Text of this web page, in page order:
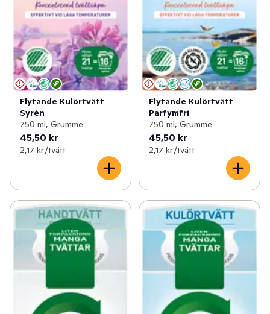
Flytande Kulörtvätt
Syrén
750 ml, Grumme
45,50 kr
2,17 kr /tvätt
Flytande Kulörtvätt
Parfymfri
750 ml, Grumme
45,50 kr
2,17 kr /tvätt